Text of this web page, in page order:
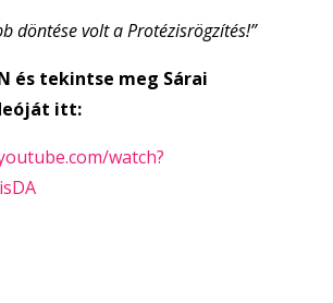
döntése volt a Protézisrögzítés!”
és tekintse meg Sárai
itt:
watch?